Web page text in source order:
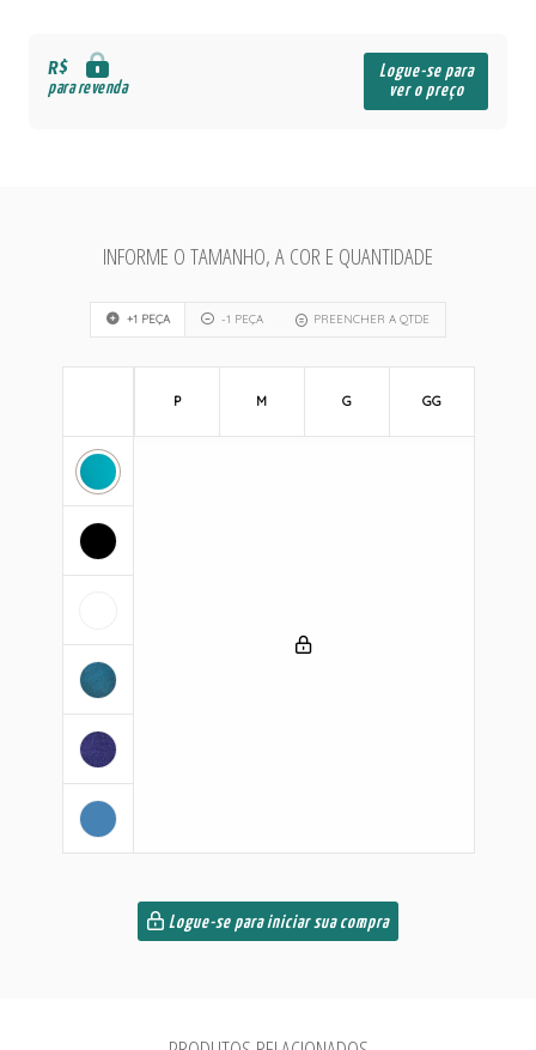
R$
para revenda
Logue-se para
ver o preço
INFORME O TAMANHO, A COR E QUANTIDADE
+1 PEÇA -1 PEÇA PREENCHER A QTDE
P M G GG
Logue-se para iniciar sua compra